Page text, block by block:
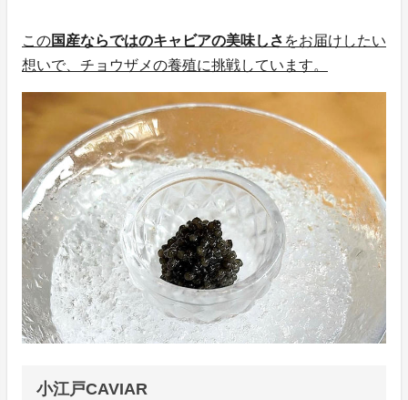
この国産ならではのキャビアの美味しさ をお届けしたい
想いで、チョウザメの養殖に挑戦しています。
小江戸CAVIAR